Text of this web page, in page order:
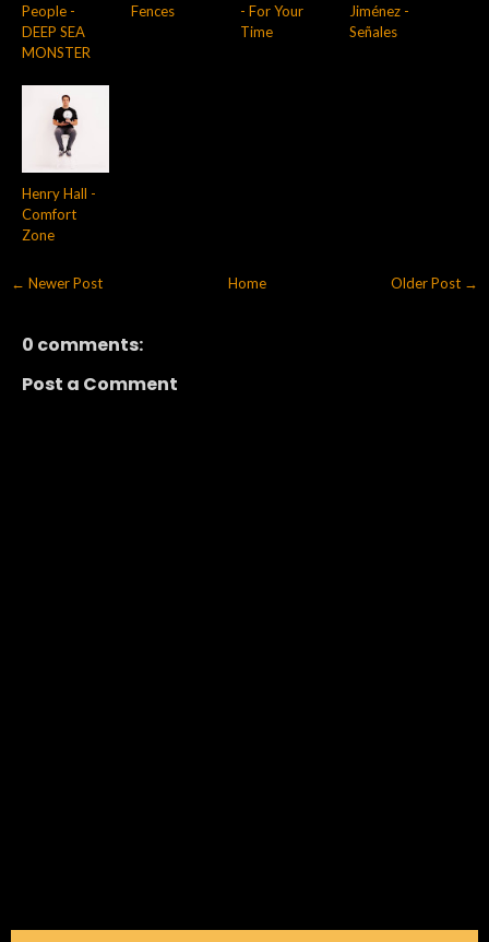
People -
DEEP SEA
MONSTER
Fences
- For Your
Time
Jiménez -
Señales
Henry Hall -
Comfort
Zone
← Newer Post Older Post →
Home
0 comments:
Post a Comment